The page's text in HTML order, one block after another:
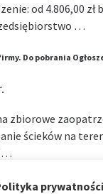
od 4.806,00 zł
…
Do pobrania
zbiorowe
ścieków na
…
prywatności